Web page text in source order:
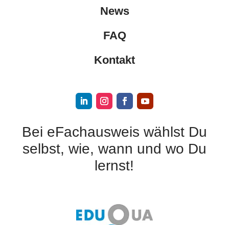
News
FAQ
Kontakt
Bei eFachausweis wählst Du
selbst, wie, wann und wo Du
lernst!